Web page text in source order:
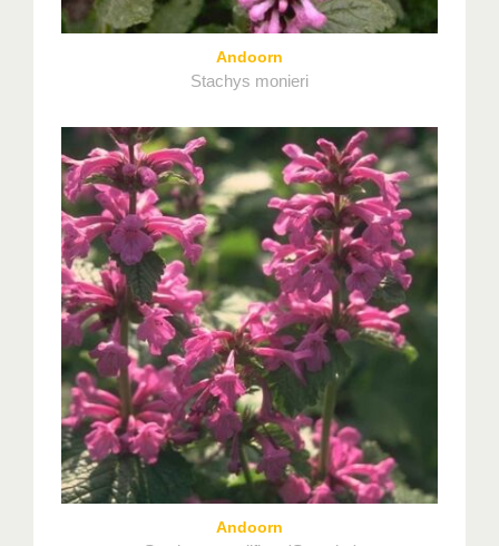
Andoorn
Stachys monieri
Andoorn